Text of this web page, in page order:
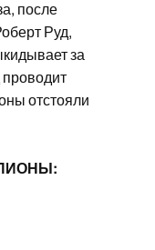
после
Руд,
за
отстояли